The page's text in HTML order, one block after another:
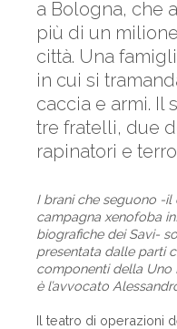
a Bologna, che
più di un
città. Una
in cui si
caccia e armi. Il
tre fratelli, due
rapinatori e
I brani che seguono -
campagna xenofoba
biografiche dei Savi-
presentata dalle parti
componenti della Uno
è l’avvocato
Il teatro di operazioni